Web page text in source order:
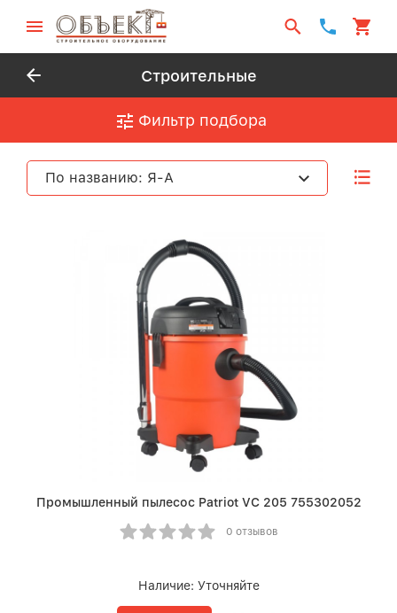
Строительные
Фильтр подбора
По названию: Я-А
Промышленный пылесос Patriot VC 205 755302052
0 отзывов
Наличие: Уточняйте